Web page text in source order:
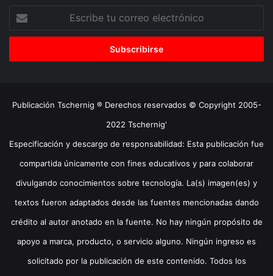
correo
Publicación Tschernig ® Derechos reservados © Copyright 2005-
2022 Tschernig'
Especificación y descargo de responsabilidad: Esta publicación fue
compartida únicamente con fines educativos y para colaborar
divulgando conocimientos sobre tecnología. La(s) imagen(es) y
textos fueron adaptados desde las fuentes mencionadas dando
crédito al autor anotado en la fuente. No hay ningún propósito de
apoyo a marca, producto, o servicio alguno. Ningún ingreso es
solicitado por la publicación de este contenido. Todos los